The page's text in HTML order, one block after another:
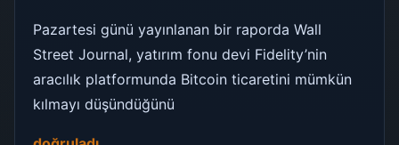
Pazartesi günü yayınlanan bir raporda Wall
Street Journal, yatırım fonu devi Fidelity’nin
aracılık platformunda Bitcoin ticaretini mümkün
kılmayı düşündüğünü